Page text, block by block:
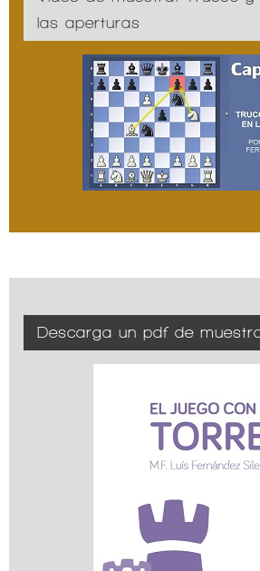
las aperturas
Descarga un pdf de